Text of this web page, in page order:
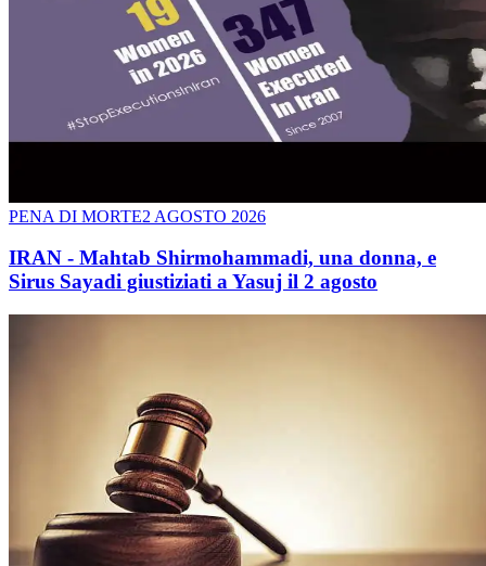
PENA DI MORTE2 AGOSTO 2026
IRAN - Mahtab Shirmohammadi, una donna, e
Sirus Sayadi giustiziati a Yasuj il 2 agosto